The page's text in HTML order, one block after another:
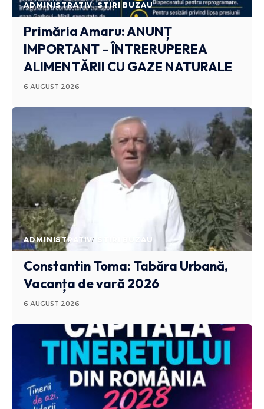
ADMINISTRATIV STIRI BUZAU
Primăria Amaru: ANUNȚ
IMPORTANT – ÎNTRERUPEREA
ALIMENTĂRII CU GAZE NATURALE
6 AUGUST 2026
ADMINISTRATIV STIRI BUZAU
Constantin Toma: Tabăra Urbană,
Vacanța de vară 2026
6 AUGUST 2026